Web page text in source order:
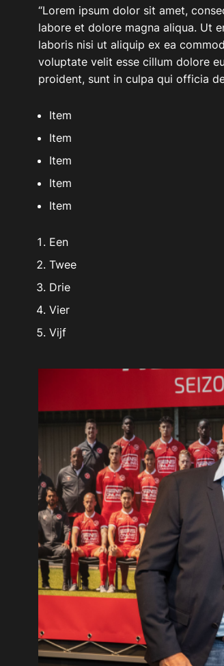
“Lorem ipsum dolor sit amet,
labore et dolore magna aliqua. Ut
laboris nisi ut aliquip ex ea
voluptate velit esse cillum dolore
proident, sunt in culpa qui officia
Item
Item
Item
Item
Item
Een
Twee
Drie
Vier
Vijf